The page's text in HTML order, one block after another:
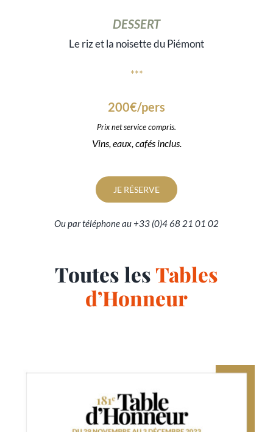
DESSERT
Le riz et la noisette du Piémont
***
200€/pers
Prix net service compris.
Vins, eaux, cafés inclus.
JE RÉSERVE
Ou par téléphone au +33 (0)4 68 21 01 02
Toutes lesTables
d’Honneur